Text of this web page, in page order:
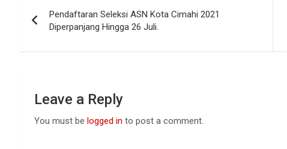
o
o
k
A
p
p
n
navigation
Pendaftaran Seleksi ASN Kota Cimahi 2021
Diperpanjang Hingga 26 Juli.
Leave a Reply
You must be logged in to post a comment.